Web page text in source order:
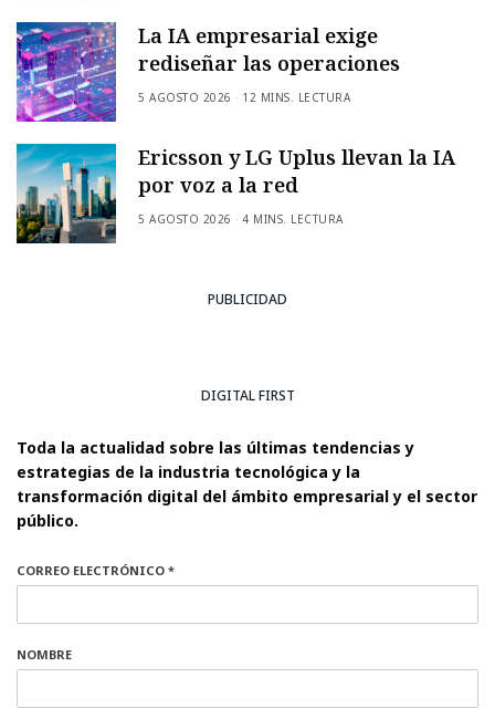
La IA empresarial exige
rediseñar las operaciones
5 AGOSTO 2026 12 MINS. LECTURA
Ericsson y LG Uplus llevan la IA
por voz a la red
5 AGOSTO 2026 4 MINS. LECTURA
PUBLICIDAD
DIGITAL FIRST
Toda la actualidad sobre las últimas tendencias y
estrategias de la industria tecnológica y la
transformación digital del ámbito empresarial y el sector
público.
CORREO ELECTRÓNICO *
NOMBRE